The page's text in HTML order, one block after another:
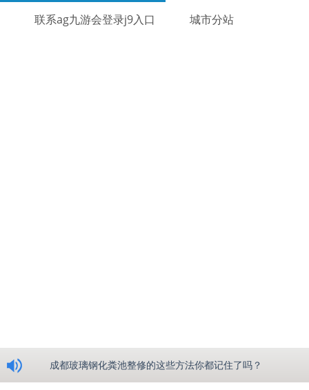
联系ag九游会登录j9入口 城市分站
成都玻璃钢化粪池整修的这些方法你都记住了吗？